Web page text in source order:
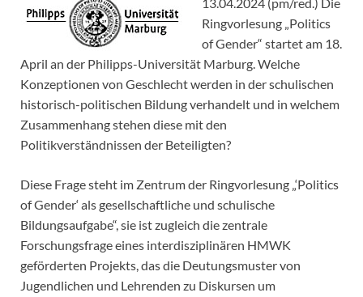
Ringvorlesung „Politics
of Gender“ startet am 18.
April an der Philipps-Universität Marburg. Welche
Konzeptionen von Geschlecht werden in der schulischen
historisch-politischen Bildung verhandelt und in welchem
Zusammenhang stehen diese mit den
Politikverständnissen der Beteiligten?
Diese Frage steht im Zentrum der Ringvorlesung „‘Politics
of Gender‘ als gesellschaftliche und schulische
Bildungsaufgabe“, sie ist zugleich die zentrale
Forschungsfrage eines interdisziplinären HMWK
geförderten Projekts, das die Deutungsmuster von
Jugendlichen und Lehrenden zu Diskursen um